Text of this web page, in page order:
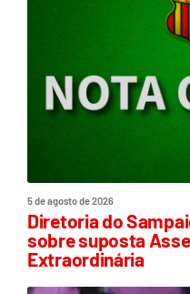
5 de agosto de 2026
Diretoria do
sobre suposta
Extraordinária